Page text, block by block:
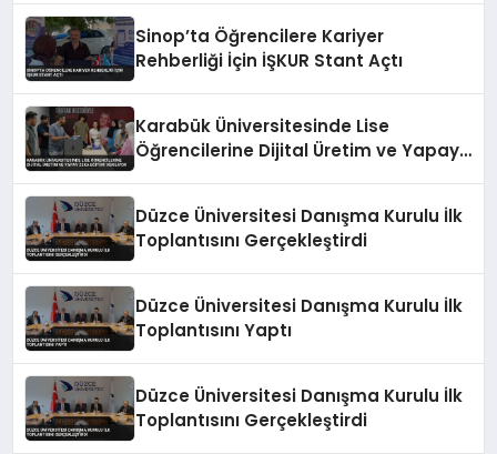
Sinop’ta Öğrencilere Kariyer
Rehberliği İçin İŞKUR Stant Açtı
Karabük Üniversitesinde Lise
Öğrencilerine Dijital Üretim ve Yapay
Düzce Üniversitesi Danışma Kurulu İlk
Toplantısını Gerçekleştirdi
Düzce Üniversitesi Danışma Kurulu İlk
Toplantısını Yaptı
Düzce Üniversitesi Danışma Kurulu İlk
Toplantısını Gerçekleştirdi